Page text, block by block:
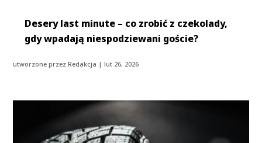
Desery last minute – co zrobić z czekolady,
gdy wpadają niespodziewani goście?
utworzone przezRedakcja |lut 26, 2026